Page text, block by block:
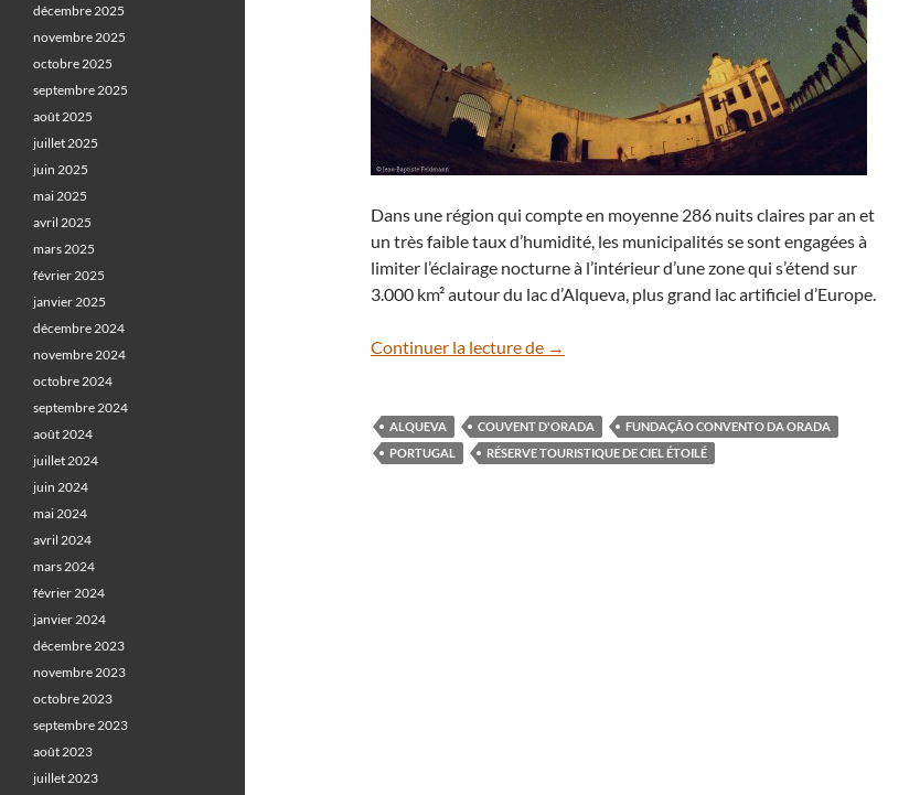
Dans une région qui compte en moyenne 286 nuits claires par an et
un très faible taux d’humidité, les municipalités se sont engagées à
limiter l’éclairage nocturne à l’intérieur d’une zone qui s’étend sur
3.000 km² autour du lac d’Alqueva, plus grand lac artificiel d’Europe.
Continuer la lecture de Au Portugal, le couvent d’Orada sous la Voie lactée
→
ALQUEVA COUVENT D'ORADA
FUNDAÇÃO CONVENTO DA ORADA
PORTUGAL
RÉSERVE TOURISTIQUE DE CIEL ÉTOILÉ
décembre 2025
novembre 2025
octobre 2025
septembre 2025
août 2025
juillet 2025
juin 2025
mai 2025
avril 2025
mars 2025
février 2025
janvier 2025
décembre 2024
novembre 2024
octobre 2024
septembre 2024
août 2024
juillet 2024
juin 2024
mai 2024
avril 2024
mars 2024
février 2024
janvier 2024
décembre 2023
novembre 2023
octobre 2023
septembre 2023
août 2023
juillet 2023